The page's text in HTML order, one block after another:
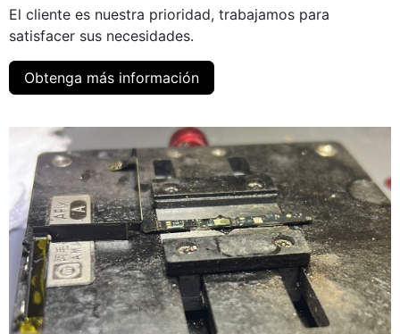
El cliente es nuestra prioridad, trabajamos para
satisfacer sus necesidades.
Obtenga más información